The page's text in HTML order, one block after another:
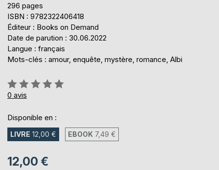
296 pages
ISBN : 9782322406418
Éditeur : Books on Demand
Date de parution : 30.06.2022
Langue : français
Mots-clés : amour, enquête, mystère, romance, Albi
Évaluation:
0%
0 avis
Disponible en :
LIVRE 12,00 € EBOOK 7,49 €
12,00 €